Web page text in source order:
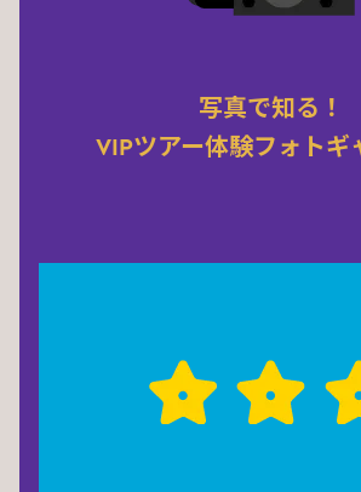
写真で知る！
VIPツアー体験フォトギ